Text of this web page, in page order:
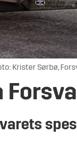
Krister Sørbø,